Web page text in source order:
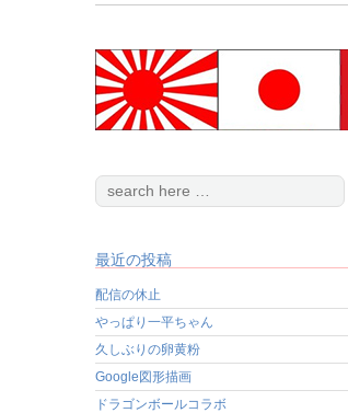
最近の投稿
配信の休止
やっぱり一平ちゃん
久しぶりの卵黄粉
Google図形描画
ドラゴンボールコラボ